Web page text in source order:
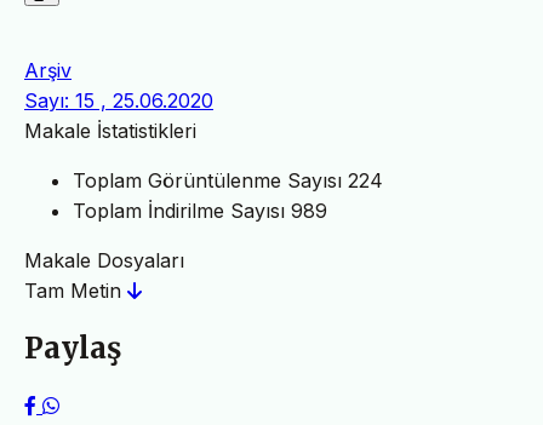
Arşiv
Sayı: 15 , 25.06.2020
Makale İstatistikleri
Toplam Görüntülenme Sayısı 224
Toplam İndirilme Sayısı 989
Makale Dosyaları
Tam Metin
Paylaş